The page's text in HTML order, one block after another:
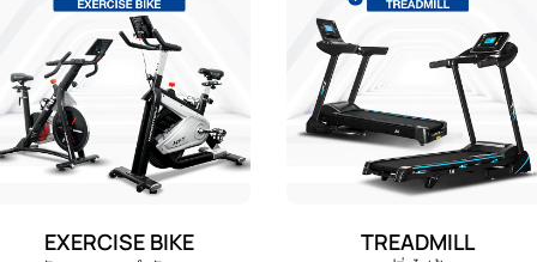
EXERCISE BIKE TREADMILL